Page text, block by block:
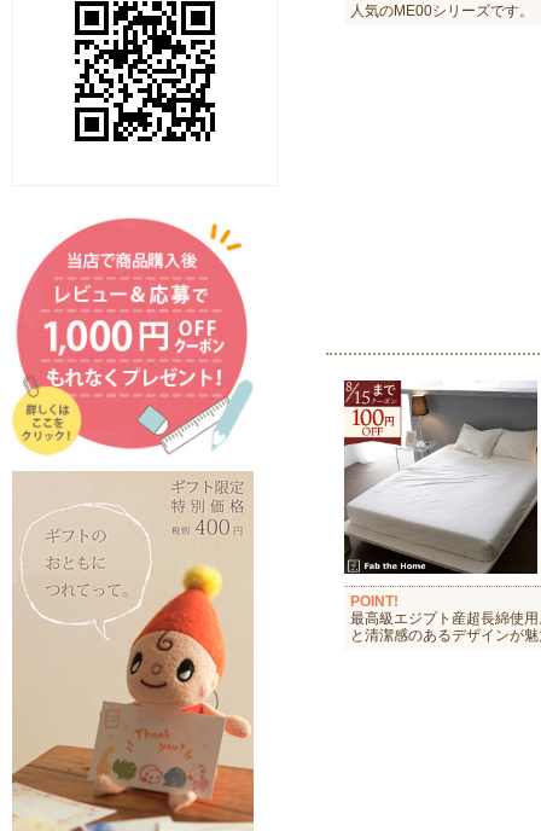
人気のME00シリーズです。
POINT!
最高級エジプト産超長綿使
と清潔感のあるデザインが